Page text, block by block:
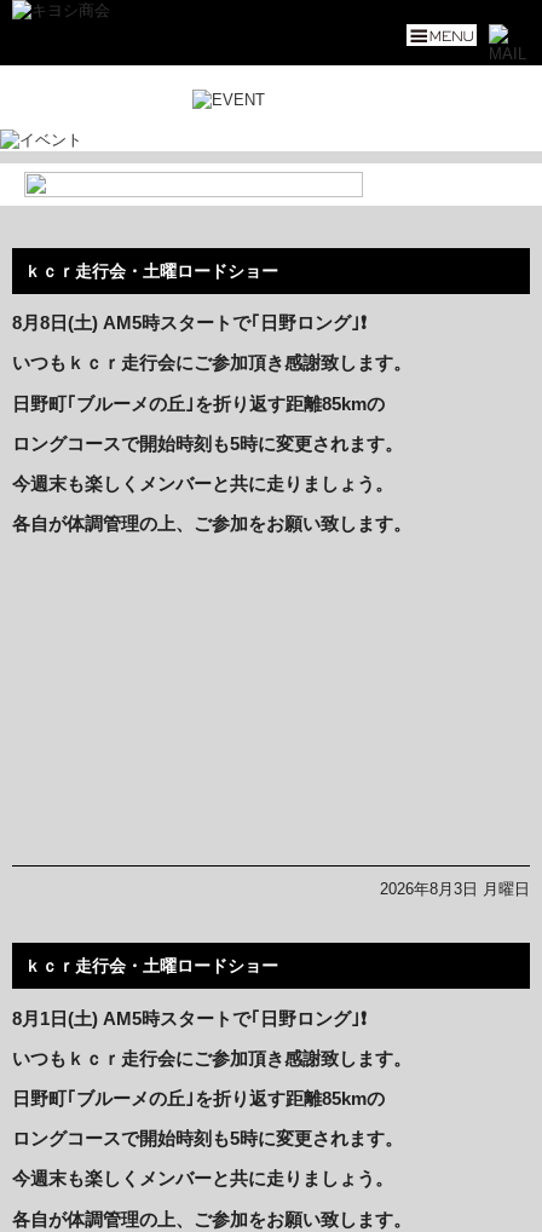
ｋｃｒ走行会・土曜ロードショー
8月8日(土) AM5時スタートで｢日野ロング｣❗️
いつもｋｃｒ走行会にご参加頂き感謝致します。
日野町｢ブルーメの丘｣を折り返す距離85kmの
ロングコースで開始時刻も5時に変更されます。
今週末も楽しくメンバーと共に走りましょう。
各自が体調管理の上、ご参加をお願い致します。
2026年8月3日 月曜日
ｋｃｒ走行会・土曜ロードショー
8月1日(土) AM5時スタートで｢日野ロング｣❗️
いつもｋｃｒ走行会にご参加頂き感謝致します。
日野町｢ブルーメの丘｣を折り返す距離85kmの
ロングコースで開始時刻も5時に変更されます。
今週末も楽しくメンバーと共に走りましょう。
各自が体調管理の上、ご参加をお願い致します。